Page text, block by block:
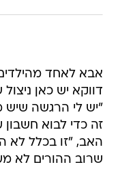
אבא לאחד
דווקא יש כאן
"יש לי הרגשה
זה כדי לבוא
האב, "זו בכלל לא
שרוב ההורים לא